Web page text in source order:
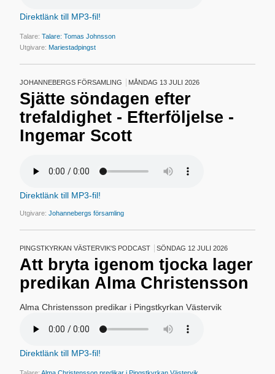
Direktlänk till MP3-fil!
Talare:Talare: Tomas Johnsson
Utgivare:Mariestadpingst
JOHANNEBERGS FÖRSAMLING MÅNDAG 13 JULI 2026
Sjätte söndagen efter
trefaldighet - Efterföljelse -
Ingemar Scott
Direktlänk till MP3-fil!
Utgivare:Johannebergs församling
PINGSTKYRKAN VÄSTERVIK'S PODCAST SÖNDAG 12 JULI 2026
Att bryta igenom tjocka lager
predikan Alma Christensson
Alma Christensson predikar i Pingstkyrkan Västervik
Direktlänk till MP3-fil!